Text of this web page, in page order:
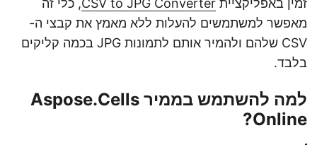
זמין באפליקצייתCSV to JPG Converter, כלי זה
מאפשר למשתמשים להעלות ללא מאמץ את קבצי ה-
CSV שלהם ולהמיר אותם לתמונות JPG בכמה קליקים
בלבד.
למה להשתמש בממיר Aspose.Cells
Online?